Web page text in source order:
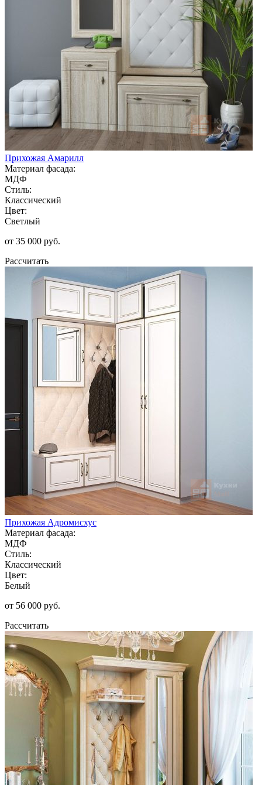
Прихожая Амарилл
Материал фасада:
МДФ
Стиль:
Классический
Цвет:
Светлый
от 35 000 руб.
Рассчитать
Прихожая Адромисхус
Материал фасада:
МДФ
Стиль:
Классический
Цвет:
Белый
от 56 000 руб.
Рассчитать